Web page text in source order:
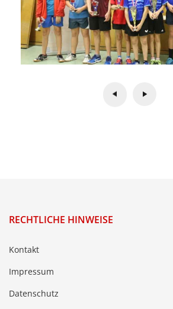
RECHTLICHE HINWEISE
Kontakt
Impressum
Datenschutz